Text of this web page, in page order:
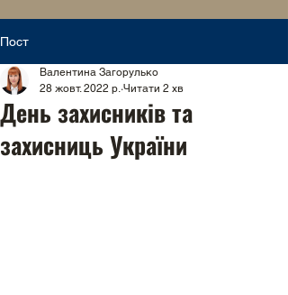
Пост
День захисників та
захисниць України
Валентина Загорулько
28 жовт. 2022 р. Читати 2 хв